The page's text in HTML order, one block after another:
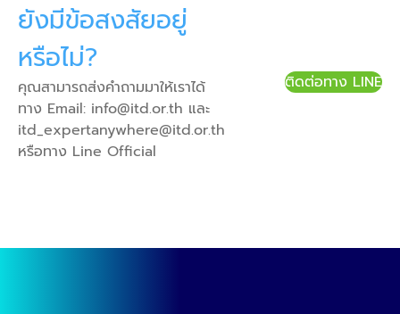
ยังมีข้อสงสัยอยู่
หรือไม่?
คุณสามารถส่งคำถามมาให้เราได้
ทาง Email: info@itd.or.th และ
itd_expertanywhere@itd.or.th
หรือทาง Line Official
ติดต่อทาง LINE